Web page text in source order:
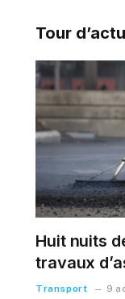
Tour
Huit nuits
travaux
Transport 9